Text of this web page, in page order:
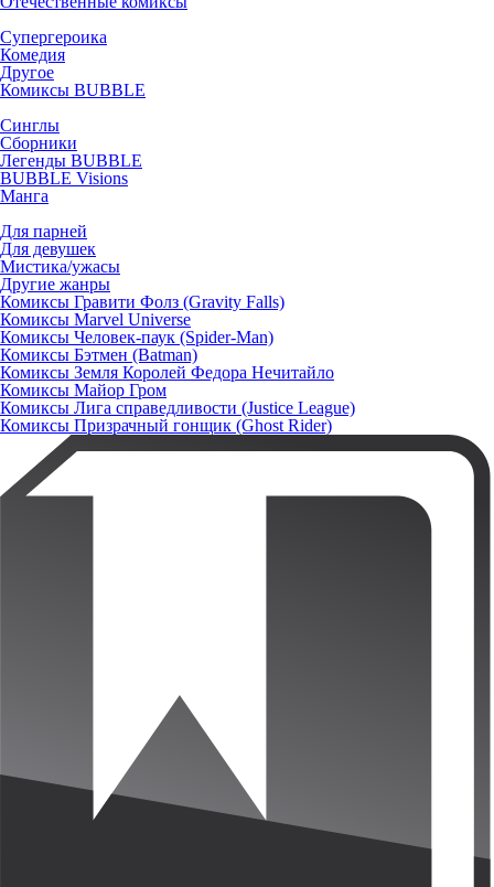
Супергероика
Комедия
Другое
Комиксы BUBBLE
Синглы
Сборники
Легенды BUBBLE
BUBBLE Visions
Манга
Для парней
Для девушек
Мистика/ужасы
Другие жанры
Комиксы Гравити Фолз (Gravity Falls)
Комиксы Marvel Universe
Комиксы Человек-паук (Spider-Man)
Комиксы Бэтмен (Batman)
Комиксы Земля Королей Федора Нечитайло
Комиксы Майор Гром
Комиксы Лига справедливости (Justice League)
Комиксы Призрачный гонщик (Ghost Rider)